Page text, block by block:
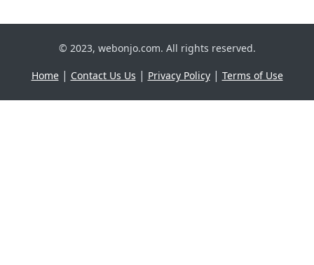
© 2023, webonjo.com. All rights reserved.
Home| Contact Us Us | Privacy Policy| Terms of Use